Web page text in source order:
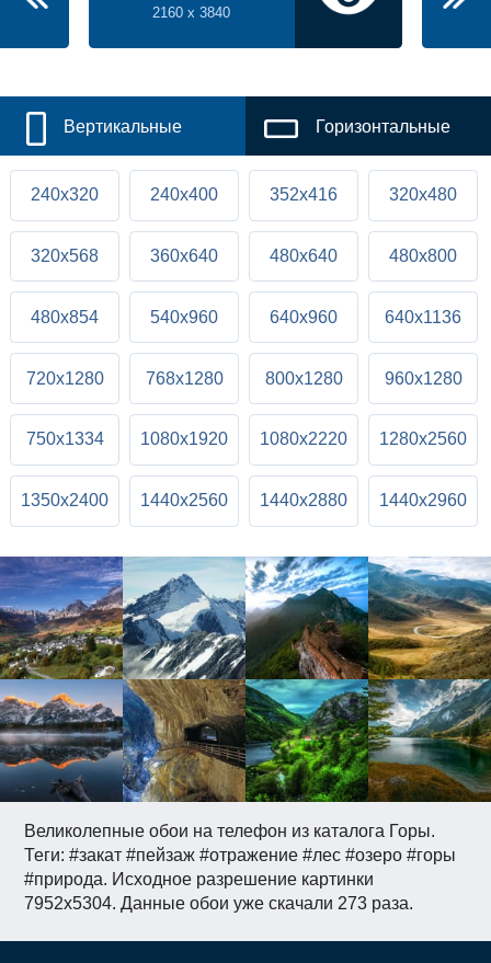
Великолепные обои на телефон из каталога Горы.
Теги: #закат #пейзаж #отражение #лес #озеро #горы
#природа. Исходное разрешение картинки
7952x5304. Данные обои уже скачали 273 раза.
2160 x 3840
Вертикальные Горизонтальные
240x320 240x400 352x416 320x480
320x568 360x640 480x640 480x800
480x854 540x960 640x960 640x1136
720x1280 768x1280 800x1280 960x1280
750x1334 1080x1920 1080x2220 1280x2560
1350x2400 1440x2560 1440x2880 1440x2960